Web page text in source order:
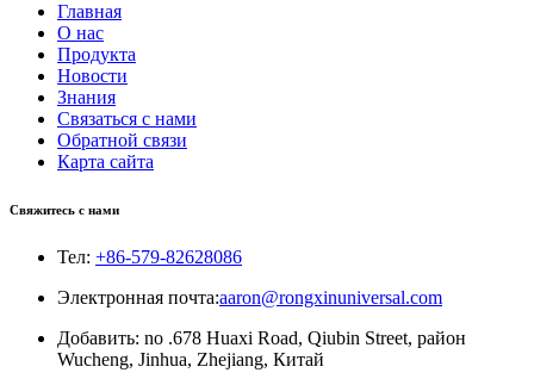
Главная
О нас
Продукта
Новости
Знания
Связаться с нами
Обратной связи
Карта сайта
Свяжитесь с нами
Тел: +86-579-82628086
Электронная почта:aaron@rongxinuniversal.com
Добавить: no .678 Huaxi Road, Qiubin Street, район
Wucheng, Jinhua, Zhejiang, Китай